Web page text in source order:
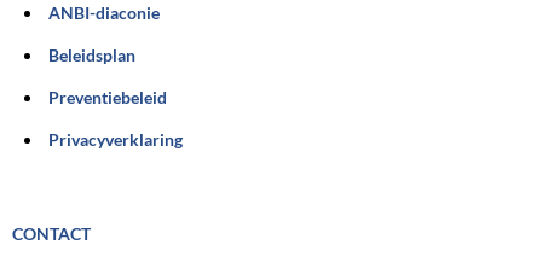
ANBI-diaconie
Beleidsplan
Preventiebeleid
Privacyverklaring
CONTACT